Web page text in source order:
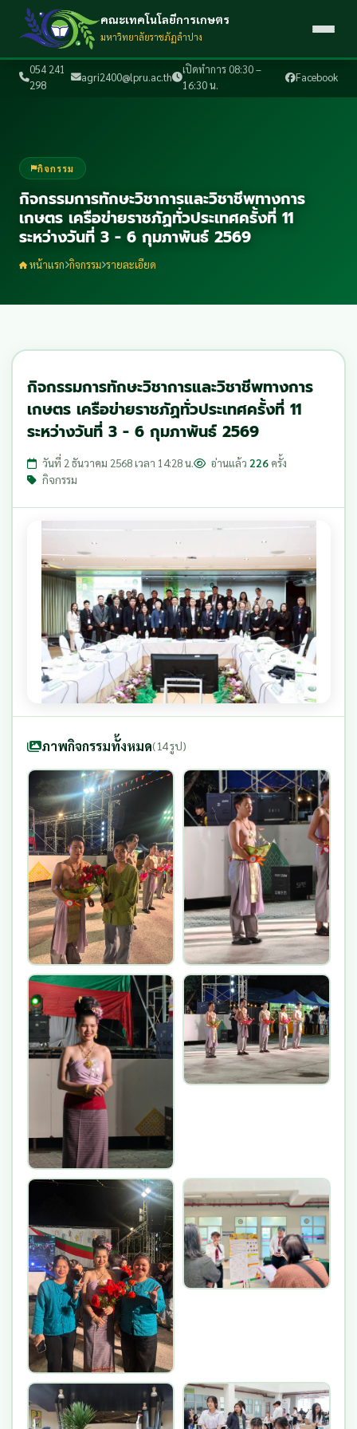
054 241
298
agri2400@lpru.ac.th
เปิดทำการ 08:30 –
16:30 น.
Facebook
คณะเทคโนโลยีการเกษตร
มหาวิทยาลัยราชภัฏลำปาง
กิจกรรม
กิจกรรมการทักษะวิชาการและวิชาชีพทางการ
เกษตร เครือข่ายราชภัฏทั่วประเทศครั้งที่ 11
ระหว่างวันที่ 3 - 6 กุมภาพันธ์ 2569
หน้าแรก กิจกรรม รายละเอียด
กิจกรรมการทักษะวิชาการและวิชาชีพทางการ
เกษตร เครือข่ายราชภัฏทั่วประเทศครั้งที่ 11
ระหว่างวันที่ 3 - 6 กุมภาพันธ์ 2569
วันที่ 2 ธันวาคม 2568 เวลา 14:28 น. อ่านแล้ว 226ครั้ง
กิจกรรม
ภาพกิจกรรมทั้งหมด(14 รูป)